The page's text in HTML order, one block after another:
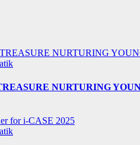
NURTURING